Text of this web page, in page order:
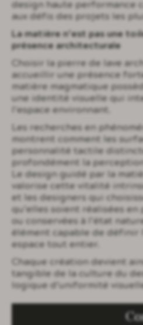
design haute performance
aux défis des projets les
La matière n’est pas une toile neutre : choisir une
présence architecturale
Choisir la pierre de lave
accueillir une présence
matière magmatique
une identité visuelle qui
l’espace environnant.
Les recherches en
montrent comment les
personnalité tactile
profondément la perception
Le design guidé par la
valorise cette vitalité
et les designers qui
qu’elles soient réalisées
ou conservées à l’état
élément capable de définir
espace tout entier.
Chaque création devient
tangible de la culture du
logique d’uniformité